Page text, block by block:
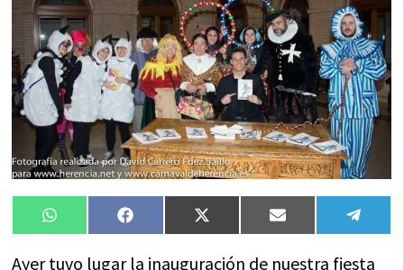
Compartir
en
WhatsAppCompartir
en
FacebookCompartir
en
X
(Twitter)
Compartir
en
Email
en
Ayer tuvo lugar la inauguración de nuestra fiesta